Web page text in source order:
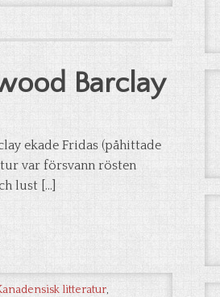
Barclay
ekade Fridas (påhittade
var försvann rösten
lust […]
litteratur,